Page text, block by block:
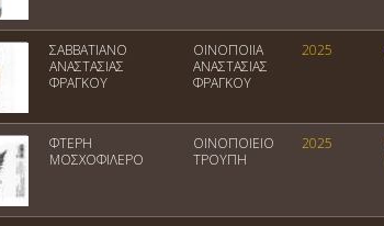
ΣΑΒΒΑΤΙΑΝΟ
ΑΝΑΣΤΑΣΙΑΣ
ΦΡΑΓΚΟΥ
ΟΙΝΟΠΟΙΙΑ
ΑΝΑΣΤΑΣΙΑΣ
ΦΡΑΓΚΟΥ
2025
ΦΤΕΡΗ
ΜΟΣΧΟΦΙΛΕΡΟ
ΟΙΝΟΠΟΙΕΙΟ
ΤΡΟΥΠΗ
2025